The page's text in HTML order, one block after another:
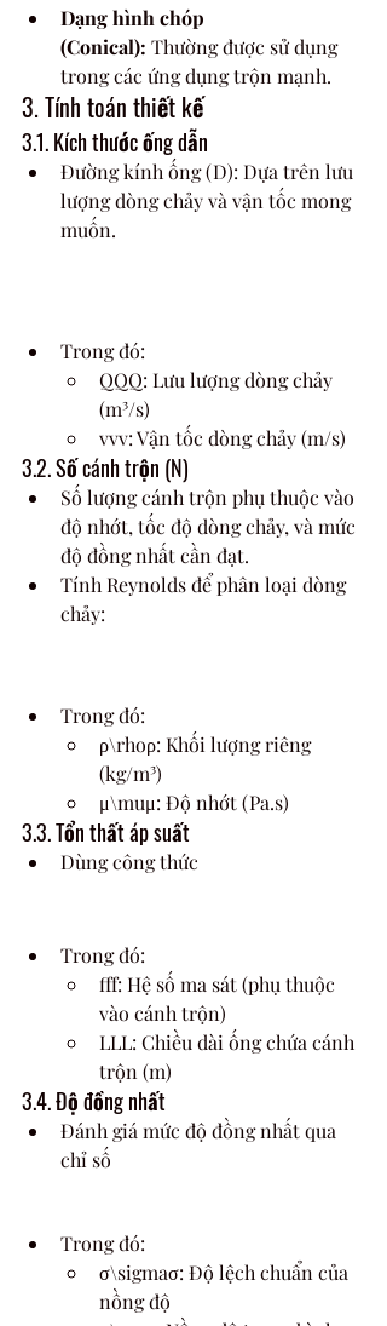
Dạng hình chóp
(Conical): Thường được sử dụng
trong các ứng dụng trộn mạnh.
3. Tính toán thiết kế
3.1. Kích thước ống dẫn
Đường kính ống (D): Dựa trên lưu
lượng dòng chảy và vận tốc mong
muốn.
Trong đó:
QQQ: Lưu lượng dòng chảy
(m³/s)
vvv: Vận tốc dòng chảy (m/s)
3.2. Số cánh trộn (N)
Số lượng cánh trộn phụ thuộc vào
độ nhớt, tốc độ dòng chảy, và mức
độ đồng nhất cần đạt.
Tính Reynolds để phân loại dòng
chảy:
Trong đó:
ρ\rhoρ: Khối lượng riêng
(kg/m³)
μ\muμ: Độ nhớt (Pa.s)
3.3. Tổn thất áp suất
Dùng công thức
Trong đó:
fff: Hệ số ma sát (phụ thuộc
vào cánh trộn)
LLL: Chiều dài ống chứa cánh
trộn (m)
3.4. Độ đồng nhất
Đánh giá mức độ đồng nhất qua
chỉ số
Trong đó:
σ\sigmaσ: Độ lệch chuẩn của
nồng độ